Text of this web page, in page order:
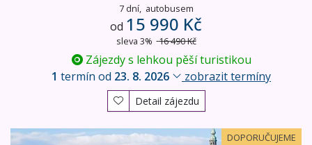
7 dní, autobusem
od 15 990 Kč
sleva 3% 16 490 Kč
Zájezdy s lehkou pěší turistikou
1 termín od 23. 8. 2026 zobrazit termíny
Detail zájezdu
DOPORUČUJEME
NP Jižní Moravy a Alpy